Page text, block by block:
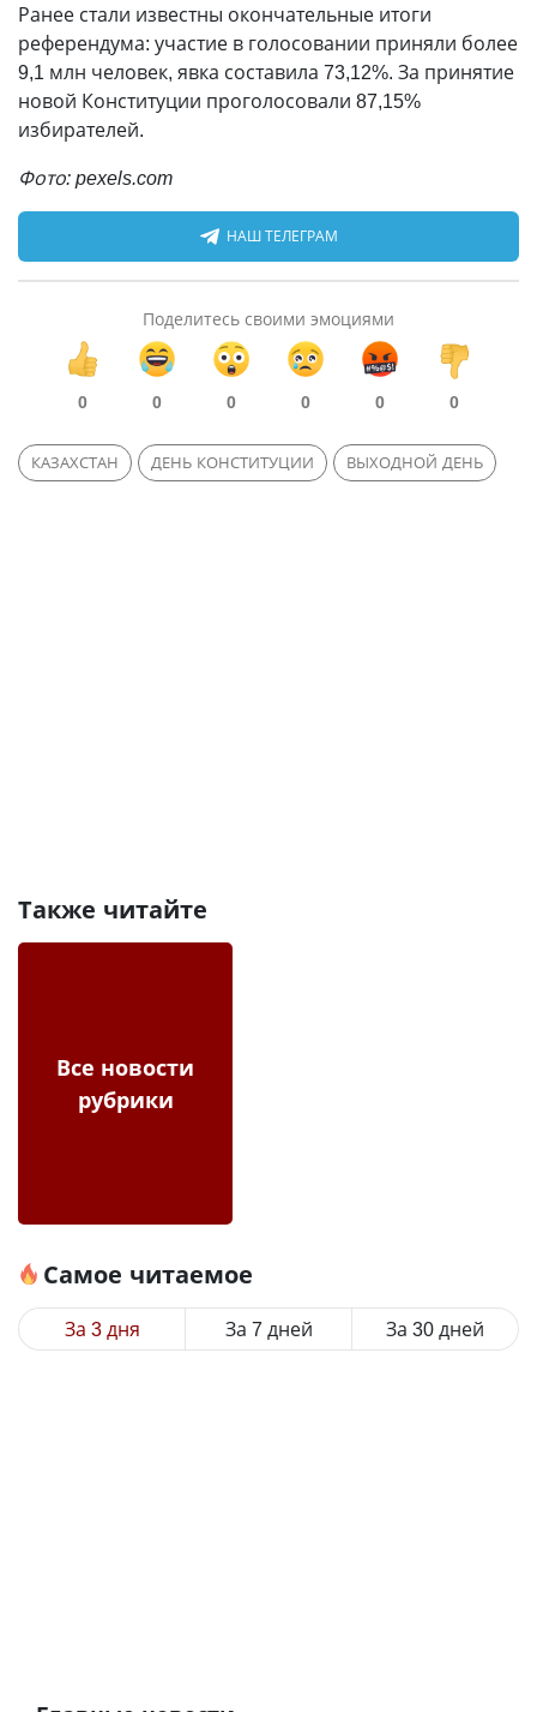
Ранее стали известны окончательные итоги
референдума: участие в голосовании приняли более
9,1 млн человек, явка составила 73,12%. За принятие
новой Конституции проголосовали 87,15%
избирателей.
Фото: pexels.com
НАШ ТЕЛЕГРАМ
Поделитесь своими эмоциями
0 0 0 0 0 0
КАЗАХСТАН ДЕНЬ КОНСТИТУЦИИ ВЫХОДНОЙ ДЕНЬ
Также читайте
Все новости
рубрики
Самое читаемое
За 3 дня За 7 дней За 30 дней